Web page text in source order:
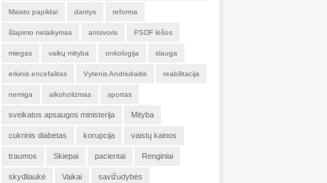
Maisto papildai dantys reforma
šlapimo nelaikymas antsvoris PSDF lėšos
miegas vaikų mityba onkologija slauga
erkinis encefalitas Vytenis Andriukaitis reabilitacija
nemiga alkoholizmas sportas
sveikatos apsaugos ministerija Mityba
cukrinis diabetas korupcija vaistų kainos
traumos Skiepai pacientai Renginiai
skydliaukė Vaikai savižudybės